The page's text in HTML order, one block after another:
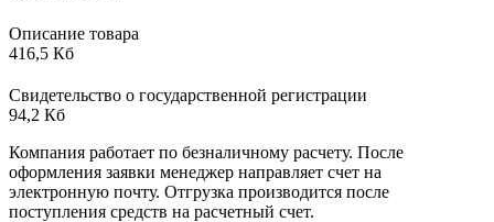
Описание товара
416,5 Кб
Свидетельство о государственной регистрации
94,2 Кб
Компания работает по безналичному расчету. После
оформления заявки менеджер направляет счет на
электронную почту. Отгрузка производится после
поступления средств на расчетный счет.